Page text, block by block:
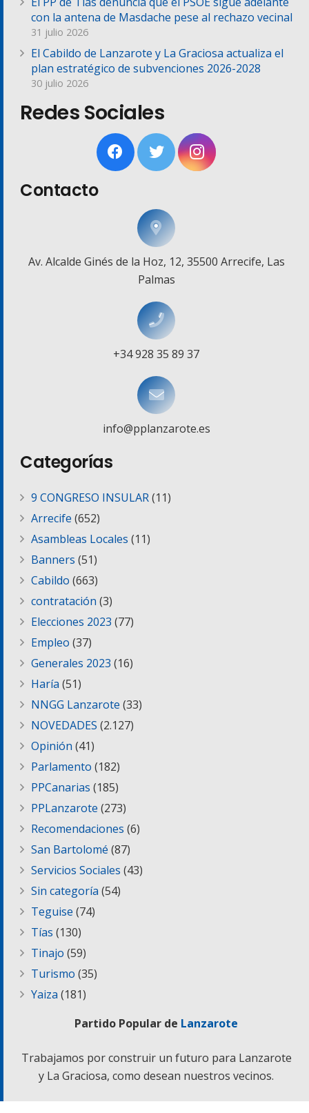
con la antena de Masdache pese al rechazo vecinal
31 julio 2026
El Cabildo de Lanzarote y La Graciosa actualiza el
plan estratégico de subvenciones 2026-2028
30 julio 2026
Redes Sociales
Contacto
Av. Alcalde Ginés de la Hoz, 12, 35500 Arrecife, Las
Palmas
+34 928 35 89 37
info@pplanzarote.es
Categorías
9 CONGRESO INSULAR(11)
Arrecife (652)
Asambleas Locales (11)
Banners (51)
Cabildo (663)
contratación (3)
Elecciones 2023 (77)
Empleo (37)
Generales 2023 (16)
Haría (51)
NNGG Lanzarote (33)
NOVEDADES (2.127)
Opinión (41)
Parlamento (182)
PPCanarias (185)
PPLanzarote (273)
Recomendaciones (6)
San Bartolomé (87)
Servicios Sociales (43)
Sin categoría (54)
Teguise (74)
Tías (130)
Tinajo (59)
Turismo (35)
Yaiza (181)
Partido Popular de Lanzarote
Trabajamos por construir un futuro para Lanzarote
y La Graciosa, como desean nuestros vecinos.